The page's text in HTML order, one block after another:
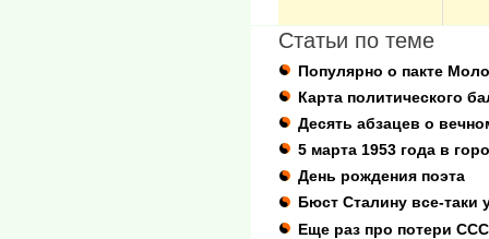
Статьи по теме
Популярно о пакте
Карта политического
Десять абзацев о
5 марта 1953 года в
День рождения поэта
Бюст Сталину все-таки
Еще раз про потери